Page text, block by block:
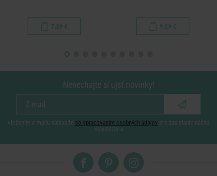
7,29 € 9,29 €
Nenechajte si ujsť novinky!
vložením e-mailu súhlasíte so spracovaním osobných údajov pre zasielanie nášho
newsletteru